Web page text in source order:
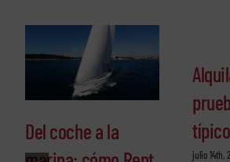
Del coche a la
julio 14th,